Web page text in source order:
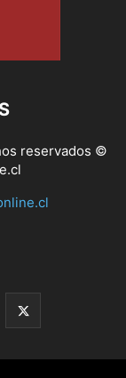
reservados ©